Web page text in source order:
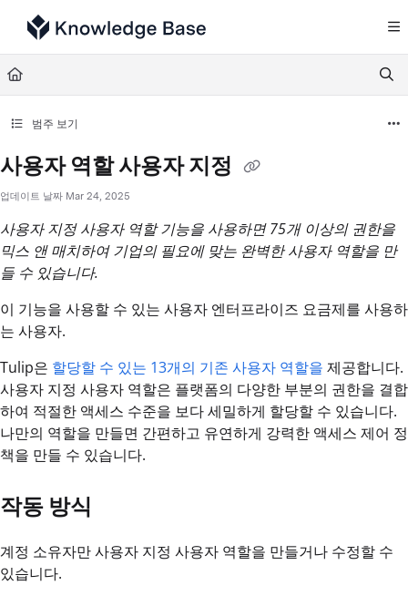
Documentation Index
Fetch the complete documentation index at:
Use this file to discover all available pages before exploring further.
범주 보기
사용자 역할 사용자 지정
업데이트 날짜 Mar 24, 2025
사용자 지정 사용자 역할 기능을 사용하면 75개 이상의 권한을
믹스 앤 매치하여 기업의 필요에 맞는 완벽한 사용자 역할을 만
들 수 있습니다.
이 기능을 사용할 수 있는 사용자 엔터프라이즈 요금제를 사용하
는 사용자.
Tulip은 할당할 수 있는 13개의 기존 사용자 역할을 제공합니다.
사용자 지정 사용자 역할은 플랫폼의 다양한 부분의 권한을 결합
하여 적절한 액세스 수준을 보다 세밀하게 할당할 수 있습니다.
나만의 역할을 만들면 간편하고 유연하게 강력한 액세스 제어 정
책을 만들 수 있습니다.
작동 방식
계정 소유자만 사용자 지정 사용자 역할을 만들거나 수정할 수
있습니다.